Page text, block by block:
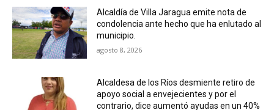
Alcaldía de Villa Jaragua emite nota de
condolencia ante hecho que ha enlutado al
municipio.
agosto 8, 2026
Alcaldesa de los Ríos desmiente retiro de
apoyo social a envejecientes y por el
contrario, dice aumentó ayudas en un 40%